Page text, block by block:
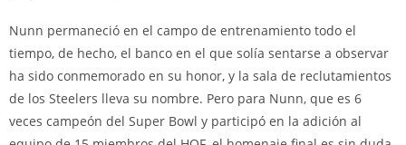
Nunn permaneció en el campo de entrenamiento todo el
tiempo, de hecho, el banco en el que solía sentarse a observar
ha sido conmemorado en su honor, y la sala de reclutamientos
de los Steelers lleva su nombre. Pero para Nunn, que es 6
veces campeón del Super Bowl y participó en la adición al